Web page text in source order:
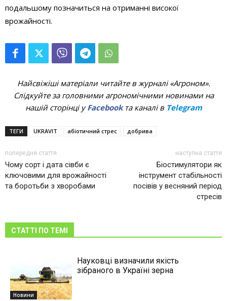
подальшому позначиться на отриманні високої
врожайності.
Найсвіжіші матеріали читайте в журналі «Агроном».
Слідкуйте за головними агрономічними новинами на
нашій сторінці уFacebookта каналі в Telegram
ТЕГИ UKRAVIT абіотичний стрес добрива
попередня стаття
Чому сорт і дата сівби є
ключовими для врожайності
та боротьби з хворобами
наступна стаття
Біостимулятори як
інструмент стабільності
посівів у весняний період
стресів
СТАТТІ ПО ТЕМІ
Новини
Науковці визначили якість
зібраного в Україні зерна